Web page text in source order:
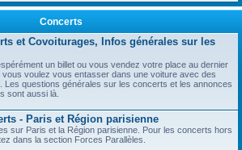
Concerts
et Covoiturages, Infos générales sur les
un billet ou vous vendez votre place au dernier
vous voulez vous entasser dans une voiture avec des
Les questions générales sur les concerts et les annonces
sont aussi là.
- Paris et Région parisienne
sur Paris et la Région parisienne. Pour les concerts hors
dans la section Forces Parallèles.